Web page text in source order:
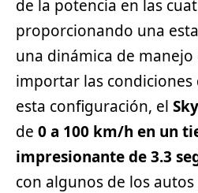
de la potencia en las
proporcionando una
una dinámica de manejo
importar las condiciones
esta configuración, el
de 0 a 100 km/h en un
impresionante de 3.3
con algunos de los